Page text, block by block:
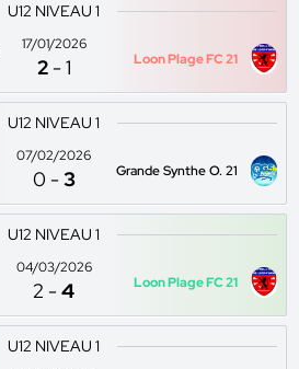
U12 NIVEAU 1
17/01/2026
2 -1 Loon Plage FC 21
U12 NIVEAU 1
07/02/2026
0 -3 Grande Synthe O. 21
U12 NIVEAU 1
04/03/2026
2 -4 Loon Plage FC 21
U12 NIVEAU 1